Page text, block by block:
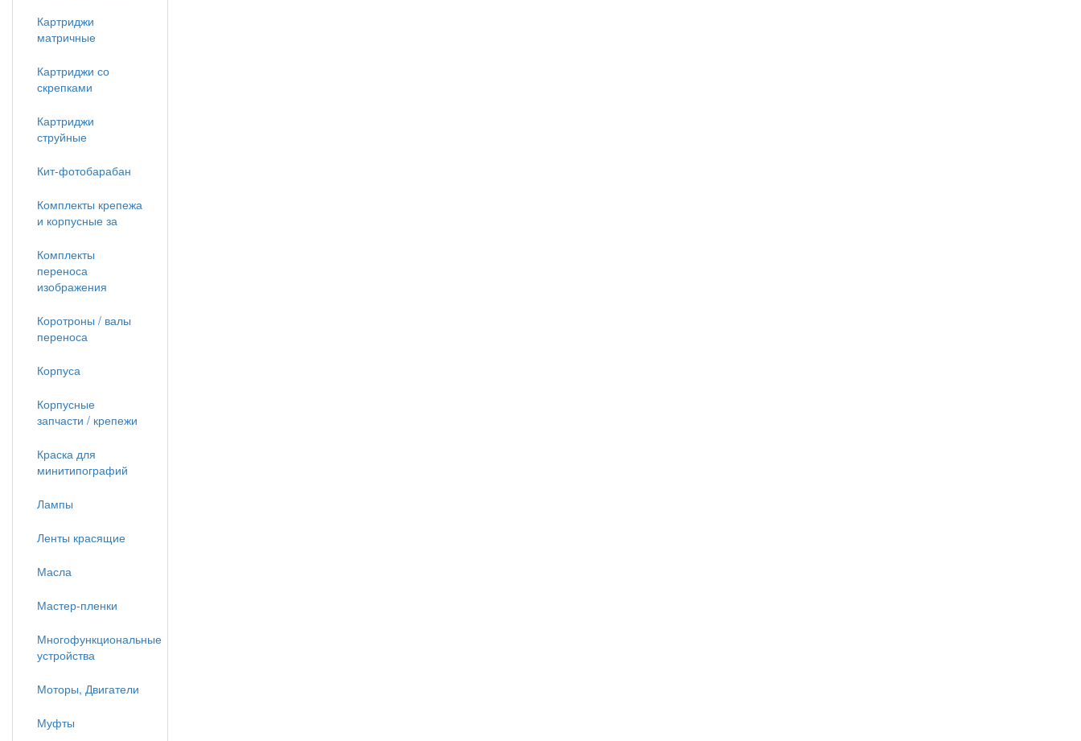
Картриджи
матричные
Картриджи со
скрепками
Картриджи
струйные
Кит-фотобарабан
Комплекты крепежа
и корпусные за
Комплекты
переноса
изображения
Коротроны / валы
переноса
Корпуса
Корпусные
запчасти / крепежи
Краска для
минитипографий
Лампы
Ленты красящие
Масла
Мастер-пленки
Многофункциональные
устройства
Моторы, Двигатели
Муфты